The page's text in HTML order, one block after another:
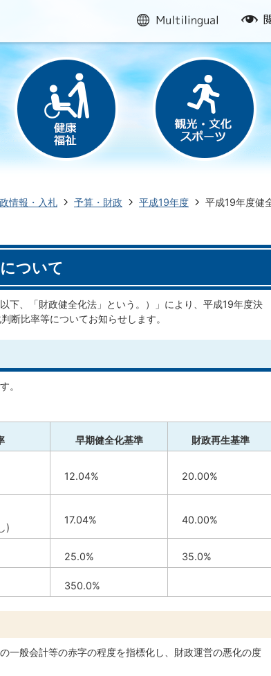
multilingual
閲
援
情報・入札 予算・財政 平成19年度 平成19年度健
ついて
下、「財政健全化法」という。）」により、平成19年度決
断比率等についてお知らせします。
。
早期健全化基準 財政再生基準
12.04% 20.00%
)
17.04% 40.00%
25.0% 35.0%
350.0%
一般会計等の赤字の程度を指標化し、財政運営の悪化の度